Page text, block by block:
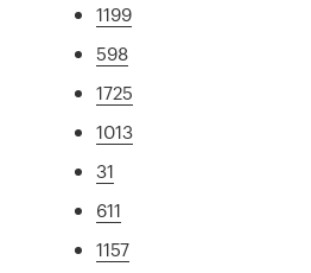
1199
598
1725
1013
31
611
1157